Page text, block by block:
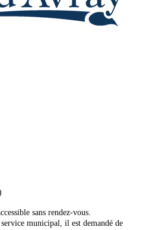
sans rendez-vous.
municipal, il est demandé de